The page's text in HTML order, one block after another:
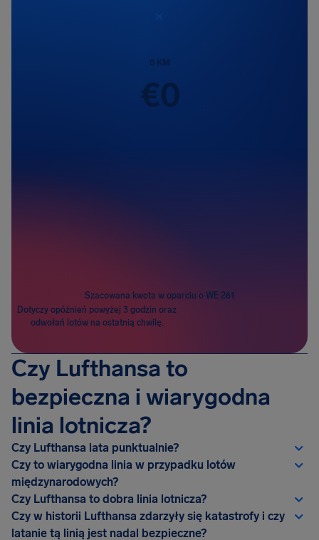
0KM
€0
Szacowana kwota w oparciu o WE 261
Dotyczy opóźnień powyżej 3 godzin oraz
odwołań lotów na ostatnią chwilę.
Czy Lufthansa to
bezpieczna i wiarygodna
linia lotnicza?
Czy Lufthansa lata punktualnie?
Czy to wiarygodna linia w przypadku lotów
międzynarodowych?
Czy Lufthansa to dobra linia lotnicza?
Czy w historii Lufthansa zdarzyły się katastrofy i czy
latanie tą linią jest nadal bezpieczne?